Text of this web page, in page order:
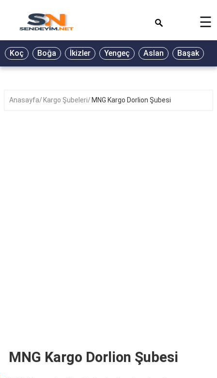
BİYOGRAFİ
GALERİ
☰
Koç Boğa İkizler Yengeç Aslan Başak
Anasayfa Kargo Şubeleri MNG Kargo Dorlion Şubesi
MNG Kargo Dorlion Şubesi